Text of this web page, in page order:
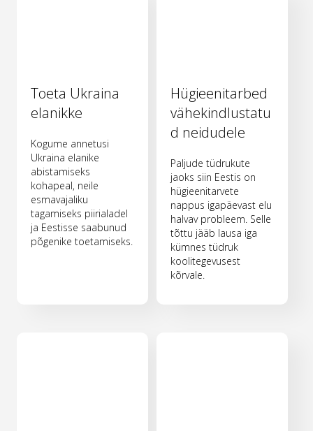
Toeta Ukraina
elanikke
Kogume annetusi
Ukraina elanike
abistamiseks
kohapeal, neile
esmavajaliku
tagamiseks piirialadel
ja Eestisse saabunud
põgenike toetamiseks.
Hügieenitarbed
vähekindlustatu
d neidudele
Paljude tüdrukute
jaoks siin Eestis on
hügieenitarvete
nappus igapäevast elu
halvav probleem. Selle
tõttu jääb lausa iga
kümnes tüdruk
koolitegevusest
kõrvale.